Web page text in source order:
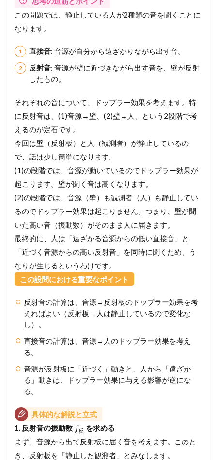
この問題では、静止している人が2種類の音を聞くことに
なります。
直接音: 音源が自分から遠ざかりながら出す音。
反射音: 音源が壁に近づきながら出す音を、壁が反射
したもの。
それぞれの音について、ドップラー効果を考えます。特
に反射音は、(1)音源→壁、(2)壁→人、という2段階で考
えるのが定石です。
今回は壁（反射板）と人（観測者）が静止しているの
で、話は少し簡単になります。
(1)の段階では、音源が動いているのでドップラー効果が
起こります。壁が聞く音は高くなります。
(2)の段階では、音源（壁）も観測者（人）も静止してい
るのでドップラー効果は起こりません。つまり、壁が聞
いた高い音（振動数）がそのまま人に届きます。
最終的に、人は「遠ざかる音源からの低い直接音」と
「近づく音源からの高い反射音」を同時に聞くため、う
なりが生じるというわけです。
この設問における重要なポイント
反射音の計算は、音源→反射板のドップラー効果を考
えればよい（反射板→人は静止しているので変化な
し）。
直接音の計算は、音源→人のドップラー効果を考え
る。
音源が反射板に「近づく」動きと、人から「遠ざか
る」動きは、ドップラー効果に与える影響が逆にな
る。
具体的な解説と立式
1. 反射音の振動数 f反 を求める
まず、音源から出て反射板に届く音を考えます。このと
き、反射板を「静止した観測者」とみなします。